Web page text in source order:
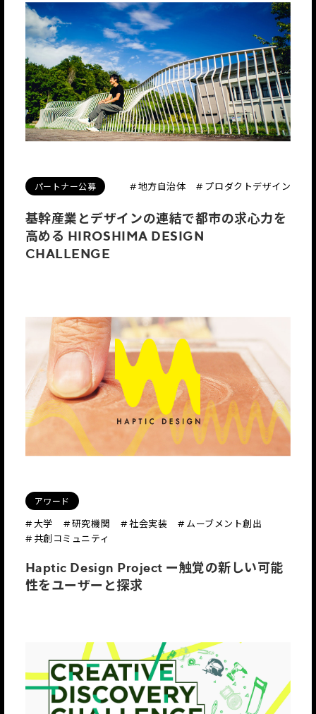
パートナー公募 # 地方自治体 # プロダクトデザイン
基幹産業とデザインの連結で都市の求心力を
高める HIROSHIMA DESIGN
CHALLENGE
アワード
# 大学 # 研究機関 # 社会実装
# ムーブメント創出
# 共創コミュニティ
Haptic Design Project ー触覚の新しい可能
性をユーザーと探求